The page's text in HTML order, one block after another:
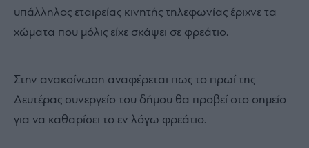
υπάλληλος εταιρείας κινητής τηλεφωνίας έριχνε τα
χώματα που μόλις είχε σκάψει σε φρεάτιο.
Στην ανακοίνωση αναφέρεται πως το πρωί της
Δευτέρας συνεργείο του δήμου θα προβεί στο σημείο
για να καθαρίσει το εν λόγω φρεάτιο.